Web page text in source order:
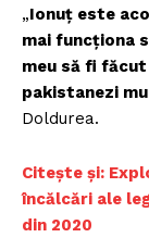
„Ionuț este
mai funcționa
meu să fi
pakistanezi
Doldurea.
Citește și:
încălcări ale
din 2020